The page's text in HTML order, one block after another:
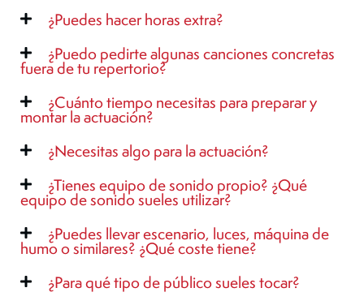
¿Puedes hacer horas extra?
¿Puedo pedirte algunas canciones concretas
fuera de tu repertorio?
¿Cuánto tiempo necesitas para preparar y
montar la actuación?
¿Necesitas algo para la actuación?
¿Tienes equipo de sonido propio? ¿Qué
equipo de sonido sueles utilizar?
¿Puedes llevar escenario, luces, máquina de
humo o similares? ¿Qué coste tiene?
¿Para qué tipo de público sueles tocar?